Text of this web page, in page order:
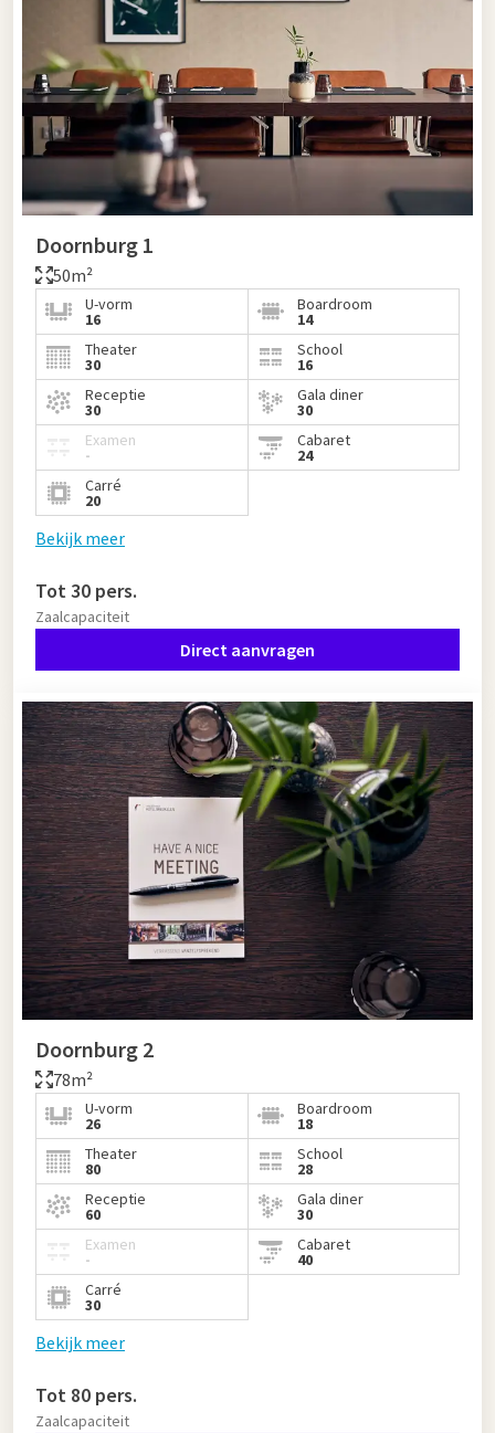
Doornburg 1
50m²
U-vorm
16
Boardroom
14
Theater
30
School
16
Receptie
30
Gala diner
30
Examen
-
Cabaret
24
Carré
20
Bekijk meer
Tot 30 pers.
Zaalcapaciteit
Direct aanvragen
Doornburg 2
78m²
U-vorm
26
Boardroom
18
Theater
80
School
28
Receptie
60
Gala diner
30
Examen
-
Cabaret
40
Carré
30
Bekijk meer
Tot 80 pers.
Zaalcapaciteit